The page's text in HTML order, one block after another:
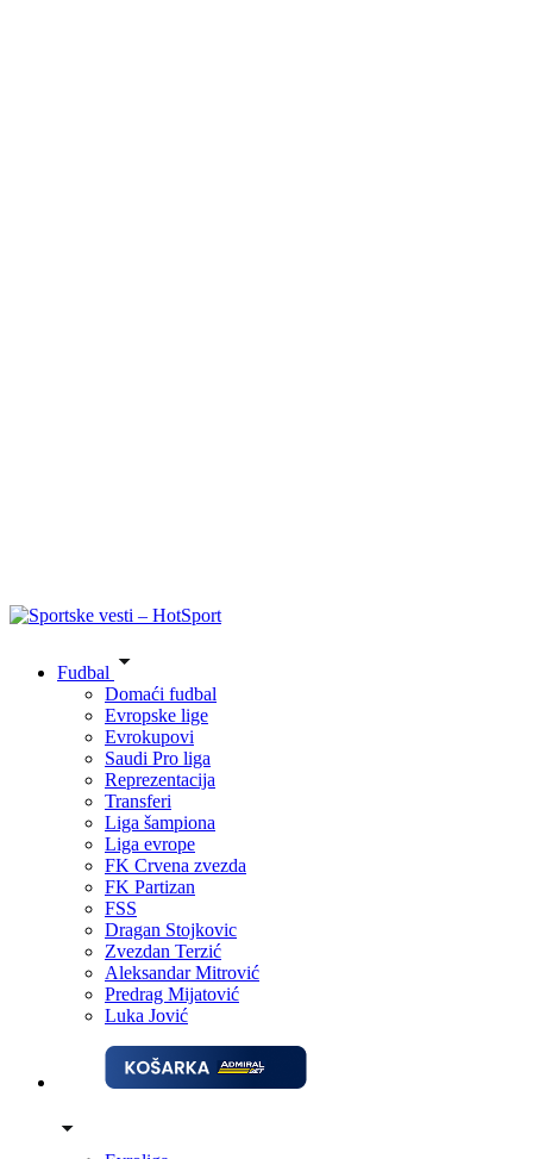
Fudbal
Domaći fudbal
Evropske lige
Evrokupovi
Saudi Pro liga
Reprezentacija
Transferi
Liga šampiona
Liga evrope
FK Crvena zvezda
FK Partizan
FSS
Dragan Stojkovic
Zvezdan Terzić
Aleksandar Mitrović
Predrag Mijatović
Luka Jović